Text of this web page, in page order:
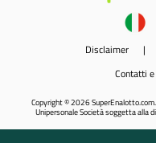
Disclaimer |
Contatti
Copyright © 2026
Unipersonale Società soggetta alla